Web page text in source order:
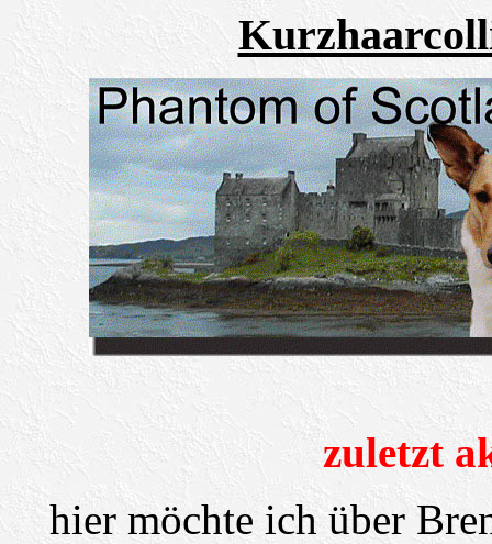
zuletzt
hier möchte ich über